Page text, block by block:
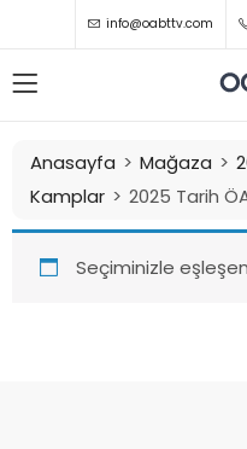
info@oabttv.com
Anasayfa Mağaza
Kamplar
2025 Tarih
Seçiminizle